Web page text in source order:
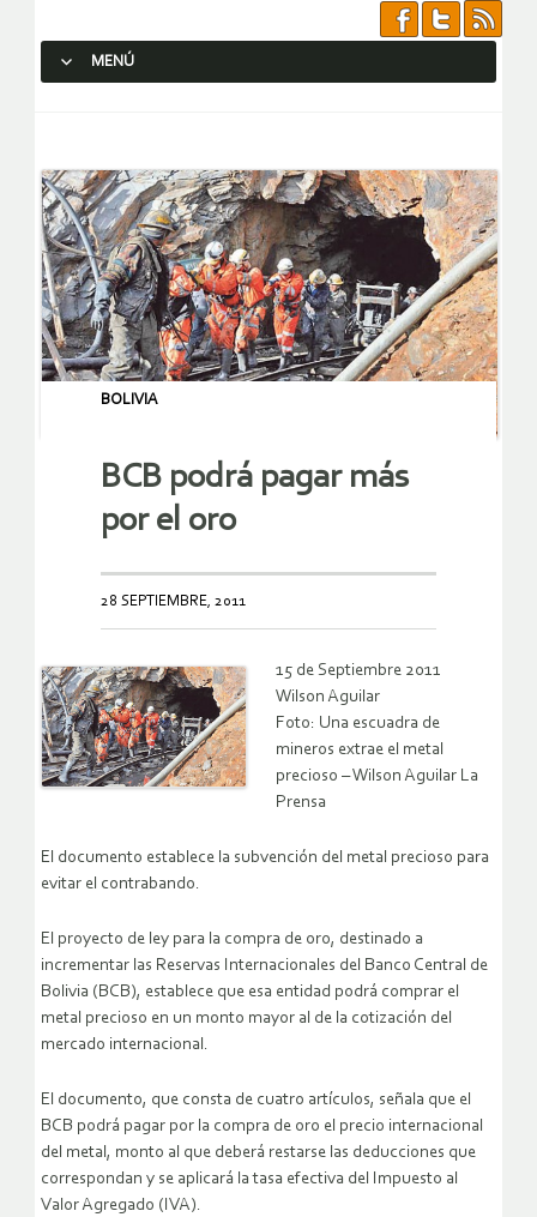
MENÚ
BOLIVIA
BCB podrá pagar más
por el oro
28 SEPTIEMBRE, 2011
15 de Septiembre 2011
Wilson Aguilar
Foto: Una escuadra de
mineros extrae el metal
precioso – Wilson Aguilar La
Prensa
El documento establece la subvención del metal precioso para
evitar el contrabando.
El proyecto de ley para la compra de oro, destinado a
incrementar las Reservas Internacionales del Banco Central de
Bolivia (BCB), establece que esa entidad podrá comprar el
metal precioso en un monto mayor al de la cotización del
mercado internacional.
El documento, que consta de cuatro artículos, señala que el
BCB podrá pagar por la compra de oro el precio internacional
del metal, monto al que deberá restarse las deducciones que
correspondan y se aplicará la tasa efectiva del Impuesto al
Valor Agregado (IVA).